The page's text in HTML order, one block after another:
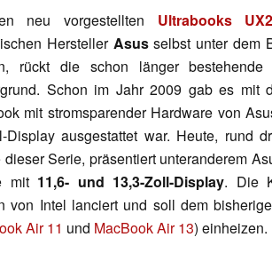
neu vorgestellten Ultrabooks
Hersteller Asusselbst unter dem
rückt die schon länger bestehende
Schon im Jahr 2009 gab es mit
mit stromsparender Hardware von
Display ausgestattet war. Heute, rund
dieser Serie, präsentiert unteranderem
mit 11,6- und 13,3-Zoll-Display. Die
von Intel lanciert und soll dem
Air 11 und MacBook Air 13) einheizen.